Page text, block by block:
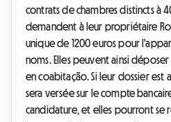
contrats de chambres distincts à
demandent à leur propriétaire
unique de 1200 euros pour
noms. Elles peuvent ainsi
en coabitação. Si leur dossier est
sera versée sur le compte
candidature, et elles pourront se